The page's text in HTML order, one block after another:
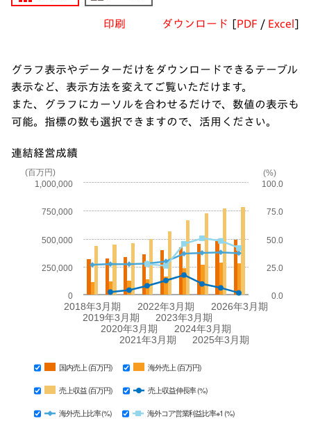
印刷 ダウンロード [PDF / Excel ]
グラフ表示やデーターだけをダウンロードできるテーブル
表示など、表示方法を変えてご覧いただけます。
また、グラフにカーソルを合わせるだけで、数値の表示も
可能。指標の数も選択できますので、活用ください。
連結経営成績
(%)
2018年3月期
2019年3月期
2020年3月期
2021年3月期
2022年3月期
2023年3月期
2024年3月期
2025年3月期
2026年3月期
0
1,000,000
250,000
500,000
750,000
0.0
25.0
50.0
75.0
100.0
国内売上 (百万円) 海外売上 (百万円)
売上収益 (百万円) 売上収益伸長率 (%)
海外売上比率 (%) 海外コア営業利益比率※1 (%)
(百万円)